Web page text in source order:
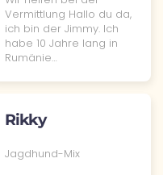
Vermittlung Hallo du da,
ich bin der Jimmy. Ich
habe 10 Jahre lang in
Rumänie…
Rikky
Jagdhund-Mix